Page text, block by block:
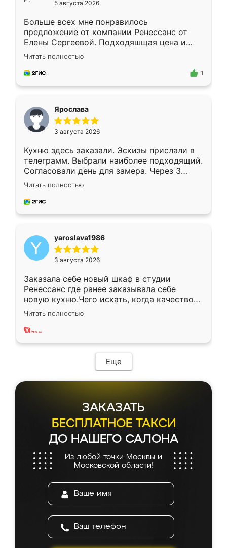
5 августа 2026
Больше всех мне понравилось
предложение от компании Ренессанс от
Елены Сергеевой. Подходяшщая цена и
короткие сроки изготовления. Приехавший
для замера сотрудник Владислав
предложил по моему эскизу самый
Читать полностью
1
Ярослава
3 августа 2026
Кухню здесь заказали. Эскизы прислали в
телеграмм. Выбрали наиболее подходящий.
Согласовали день для замера. Через 3
недели кухня была уже готова. Остались
довольны работой. Спасибо Ренессанс
мебель за качественную работу!
Читать полностью
yaroslava1986
3 августа 2026
Заказала себе новый шкаф в студии
Ренессанс где ранее заказывала себе
новую кухню.Чего искать, когда качеством
вполне довольна. Служит кухня уже почти
два года, нареканий нет.
Читать полностью
Еще
ЗАКАЗАТЬ
БЕСПЛАТНОЕ ТАКСИ
ДО НАШЕГО САЛОНА
Из любой точки Москвы и
Московской области!